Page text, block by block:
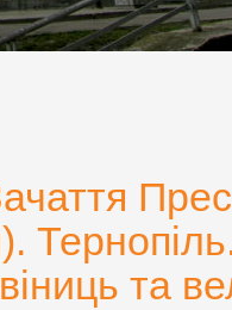
та